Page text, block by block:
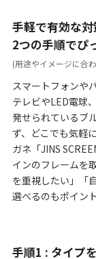
手軽で有効な対
2つの手順でぴ
(用途やイメージに合
スマートフォンや
テレビやLED電球
発せられているブ
ず、どこでも気軽
ガネ「JINS
インのフレームを
を重視したい」「
選べるのもポイント
手順1 : タイプ